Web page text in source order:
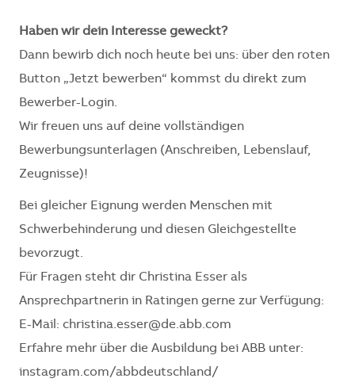
Haben wir dein Interesse geweckt?
Dann bewirb dich noch heute bei uns: über den roten
Button „Jetzt bewerben“ kommst du direkt zum
Bewerber-Login.
Wir freuen uns auf deine vollständigen
Bewerbungsunterlagen (Anschreiben, Lebenslauf,
Zeugnisse)!
Bei gleicher Eignung werden Menschen mit
Schwerbehinderung und diesen Gleichgestellte
bevorzugt.
Für Fragen steht dir Christina Esser als
Ansprechpartnerin in Ratingen gerne zur Verfügung:
E-Mail: christina.esser@de.abb.com
Erfahre mehr über die Ausbildung bei ABB unter:
instagram.com/abbdeutschland/